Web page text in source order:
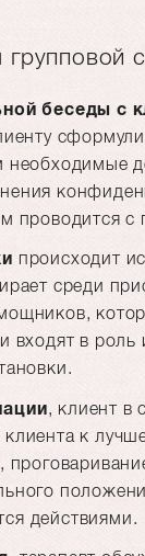
беседы с
необходимые
проводится с
происходит
среди
входят в
, клиент в
к
действиями.